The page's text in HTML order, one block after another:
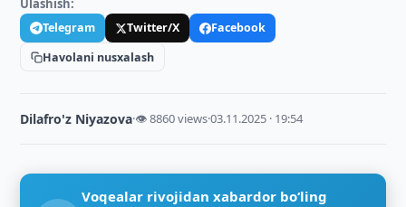
Ulashish:
Telegram Twitter/X
Facebook
Havolani nusxalash
Dilafro'z Niyazova·👁 8860 views·03.11.2025 · 19:54
Voqealar rivojidan xabardor bo‘ling